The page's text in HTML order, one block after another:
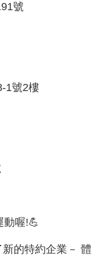
號
1號2樓
動喔!💪